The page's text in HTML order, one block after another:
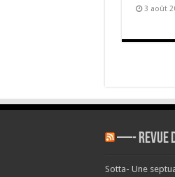
3 août
—- REVUE
Sotta- Une